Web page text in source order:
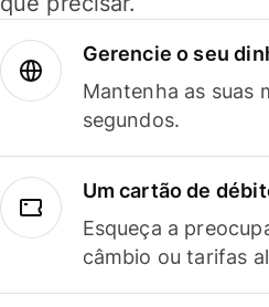
Gerencie o seu
Mantenha as suas
segundos.
Um cartão de
Esqueça a
câmbio ou tarifas